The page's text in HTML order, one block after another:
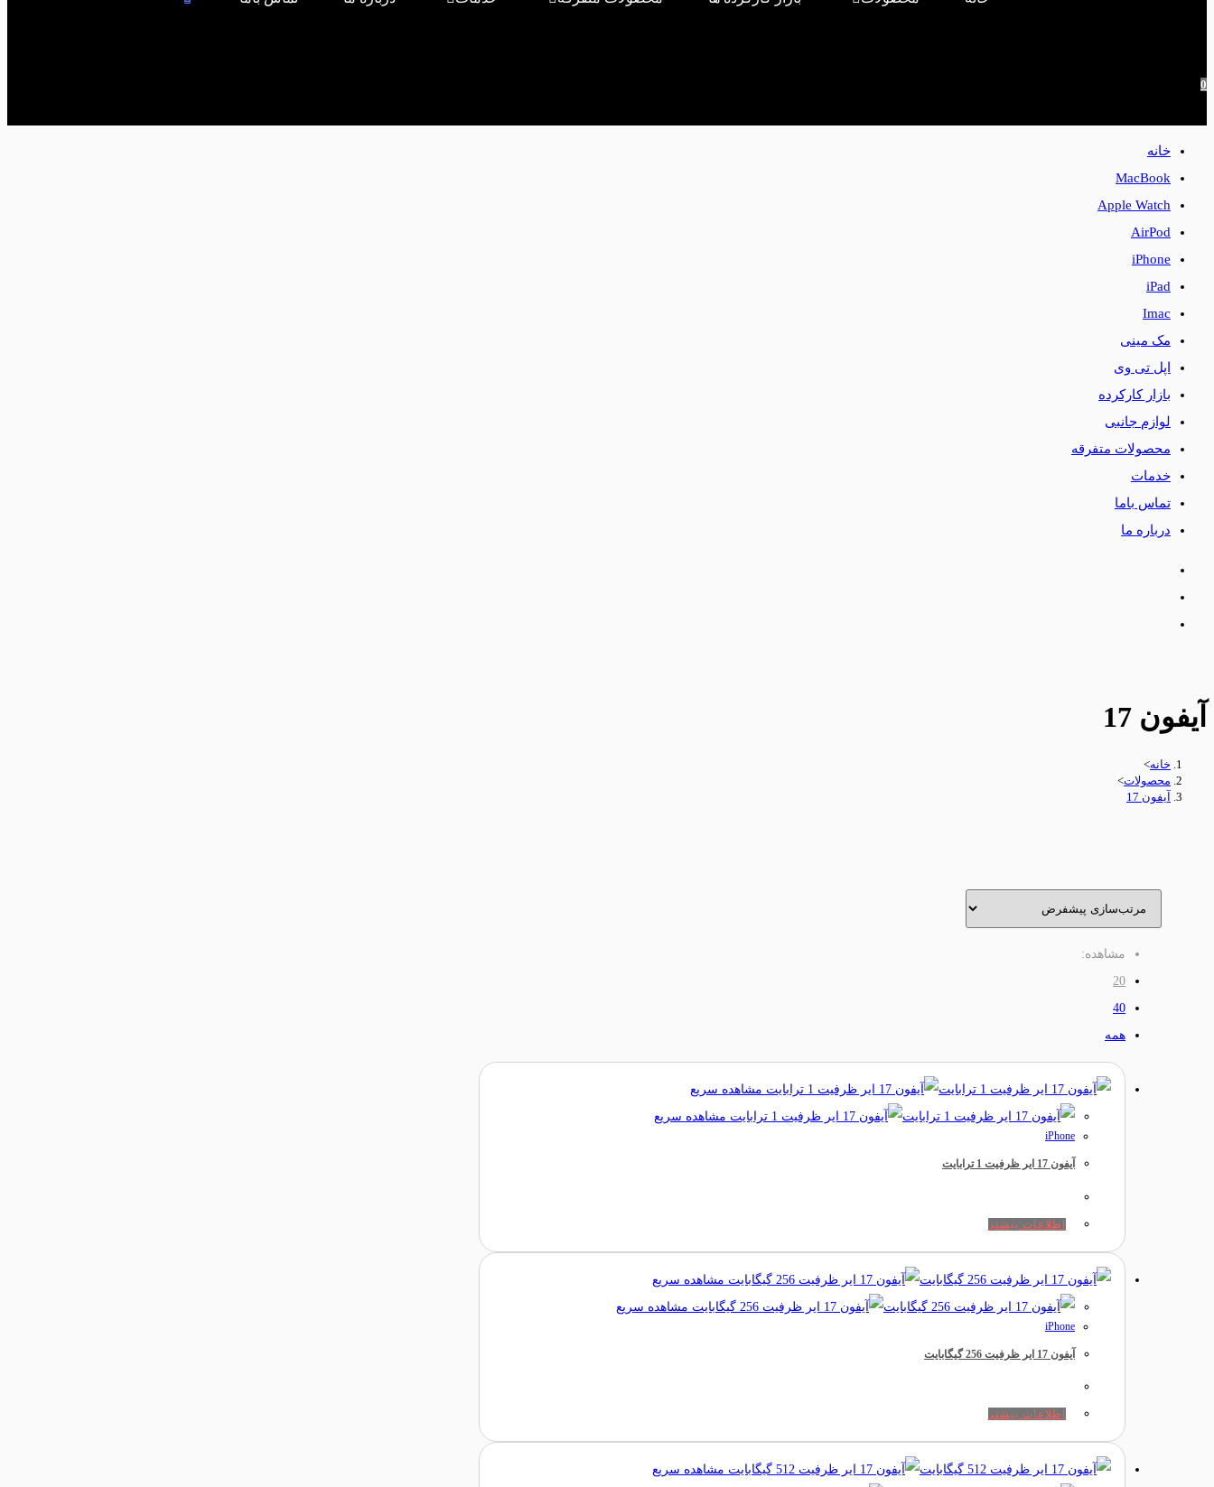
0
خانه
MacBook
Apple Watch
AirPod
iPhone
iPad
Imac
مک مینی
اپل تی وی
بازار کارکرده
لوازم جانبی
محصولات متفرقه
خدمات
تماس باما
درباره ما
آیفون 17
خانه>
محصولات>
آیفون 17
مشاهده:
20
40
همه
مشاهده سریع
مشاهده سریع
iPhone
آیفون 17 ایر ظرفیت 1 ترابایت
اطلاعات بیشتر
مشاهده سریع
مشاهده سریع
iPhone
آیفون 17 ایر ظرفیت 256 گیگابایت
اطلاعات بیشتر
مشاهده سریع